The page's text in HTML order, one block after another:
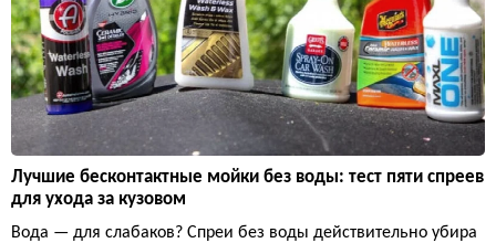
Лучшие бесконтактные мойки без воды: тест пяти спреев
для ухода за кузовом
Вода — для слабаков? Спреи без воды действительно убира